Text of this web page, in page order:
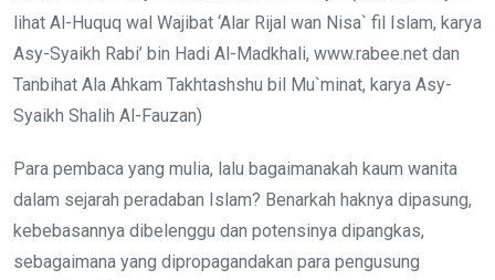
lihat Al-Huquq wal Wajibat ‘Alar Rijal wan Nisa` fil Islam, karya
Asy-Syaikh Rabi’ bin Hadi Al-Madkhali, www.rabee.net dan
Tanbihat Ala Ahkam Takhtashshu bil Mu`minat, karya Asy-
Syaikh Shalih Al-Fauzan)
Para pembaca yang mulia, lalu bagaimanakah kaum wanita
dalam sejarah peradaban Islam? Benarkah haknya dipasung,
kebebasannya dibelenggu dan potensinya dipangkas,
sebagaimana yang dipropagandakan para pengusung